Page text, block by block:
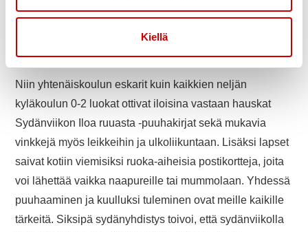
Kiellä
pituutta oli mahdollista säätää kunnon ja voimien
mukaan. Seuraava sydänlenkki päätettiin suunnata
Myllyojan maastoon.
Niin yhtenäiskoulun eskarit kuin kaikkien neljän
kyläkoulun 0-2 luokat ottivat iloisina vastaan hauskat
Sydänviikon Iloa ruuasta -puuhakirjat sekä mukavia
vinkkejä myös leikkeihin ja ulkoliikuntaan. Lisäksi lapset
saivat kotiin viemisiksi ruoka-aiheisia postikortteja, joita
voi lähettää vaikka naapureille tai mummolaan. Yhdessä
puuhaaminen ja kuulluksi tuleminen ovat meille kaikille
tärkeitä. Siksipä sydänyhdistys toivoi, että sydänviikolla